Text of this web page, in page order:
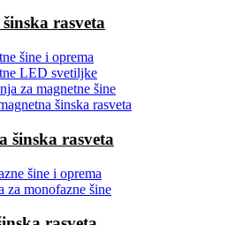
rasveta
šine i oprema
LED svetiljke
za magnetne šine
šinska rasveta
šinska rasveta
šine i oprema
za monofazne šine